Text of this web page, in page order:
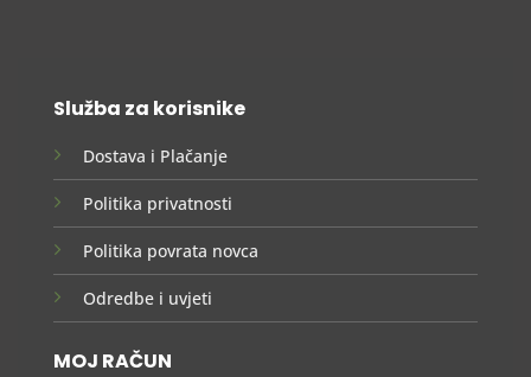
Služba za korisnike
Dostava i Plačanje
Politika privatnosti
Politika povrata novca
Odredbe i uvjeti
MOJ RAČUN